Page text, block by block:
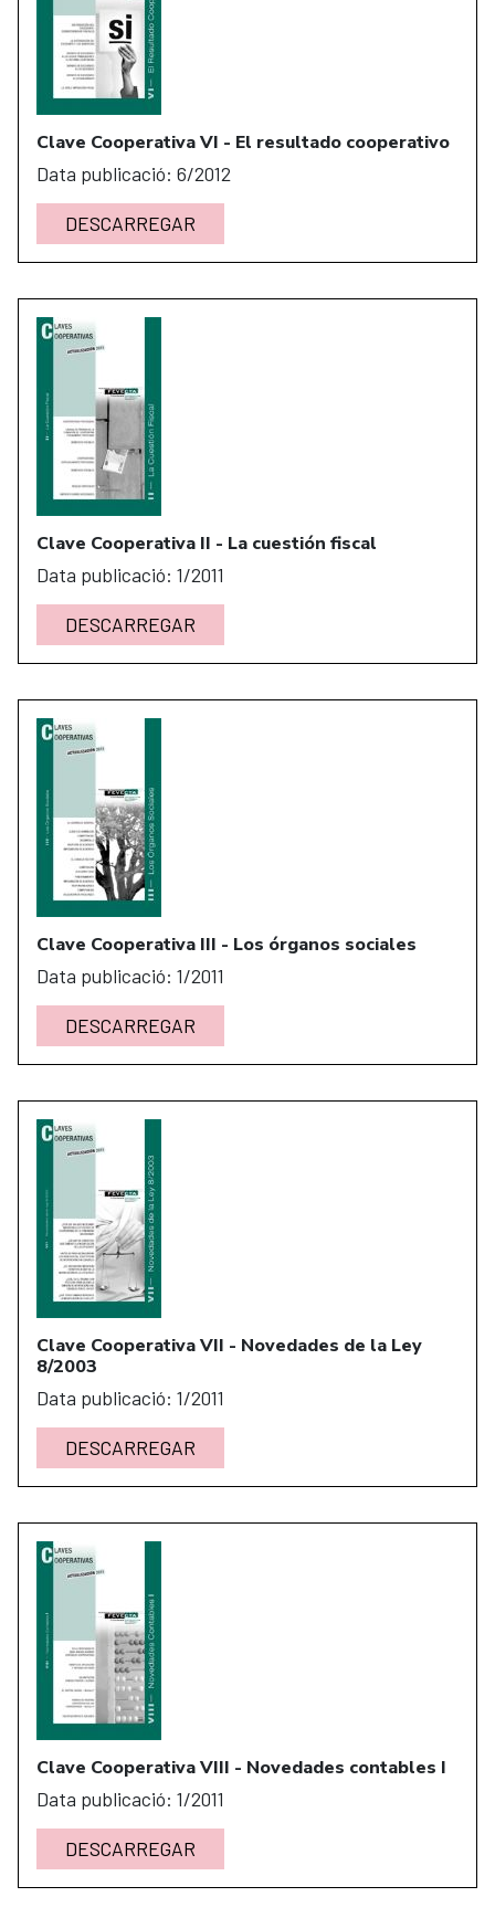
Clave Cooperativa VI - El resultado cooperativo
Data publicació: 6/2012
DESCARREGAR
Clave Cooperativa II - La cuestión fiscal
Data publicació: 1/2011
DESCARREGAR
Clave Cooperativa III - Los órganos sociales
Data publicació: 1/2011
DESCARREGAR
Clave Cooperativa VII - Novedades de la Ley
8/2003
Data publicació: 1/2011
DESCARREGAR
Clave Cooperativa VIII - Novedades contables I
Data publicació: 1/2011
DESCARREGAR